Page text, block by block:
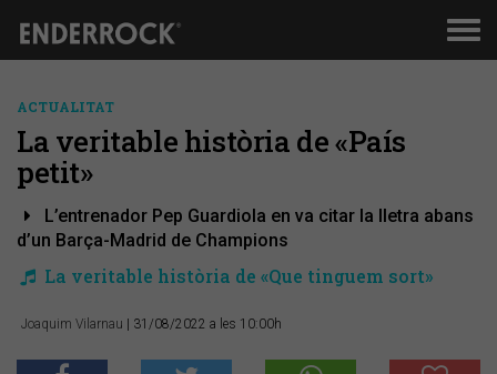
ACTUALITAT
La veritable història de «País
petit»
L’entrenador Pep Guardiola en va citar la lletra abans
d’un Barça-Madrid de Champions
La veritable història de «Que tinguem sort»
Joaquim Vilarnau | 31/08/2022 a les 10:00h